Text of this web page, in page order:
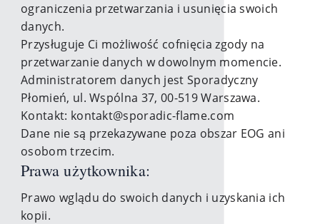
ograniczenia przetwarzania i usunięcia swoich
danych.
Przysługuje Ci możliwość cofnięcia zgody na
przetwarzanie danych w dowolnym momencie.
Administratorem danych jest Sporadyczny
Płomień, ul. Wspólna 37, 00-519 Warszawa.
Kontakt: kontakt@sporadic-flame.com
Dane nie są przekazywane poza obszar EOG ani
osobom trzecim.
Prawa użytkownika:
Prawo wglądu do swoich danych i uzyskania ich
kopii.
Techniczne (niezbędne)
Analityczne
Marketingowe